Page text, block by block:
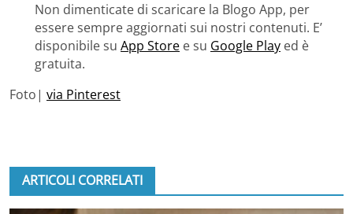
Non dimenticate di scaricare la Blogo App, per
essere sempre aggiornati sui nostri contenuti. E’
disponibile su App Store e su Google Play ed è
gratuita.
Foto| via Pinterest
ARTICOLI CORRELATI